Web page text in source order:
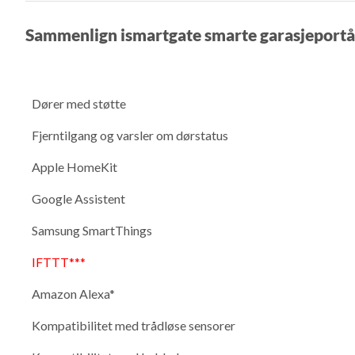
Sammenlign ismartgate smarte
Dører med støtte
Fjerntilgang og varsler om dørstatus
Apple HomeKit
Google Assistent
Samsung SmartThings
IFTTT***
Amazon Alexa*
Kompatibilitet med trådløse sensorer